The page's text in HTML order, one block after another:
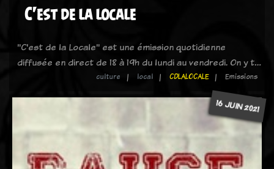
C'est de la locale
"C'est de la Locale" est une émission quotidienne
diffusée en direct de 18 à 19h du lundi au vendredi. On y t…
culture local CDLALOCALE Emissions
16 JUIN 2021